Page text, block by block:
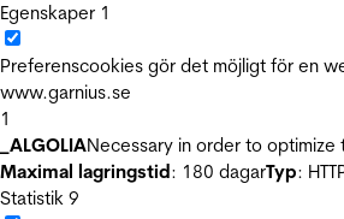
Egenskaper 1
Preferenscookies gör det möjligt för en
www.garnius.se
1
_ALGOLIANecessary in order to
Maximal lagringstid: 180 dagarTyp:
Statistik 9